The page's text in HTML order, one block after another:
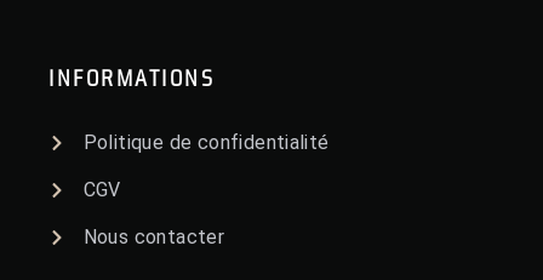
INFORMATIONS
Politique de confidentialité
CGV
Nous contacter